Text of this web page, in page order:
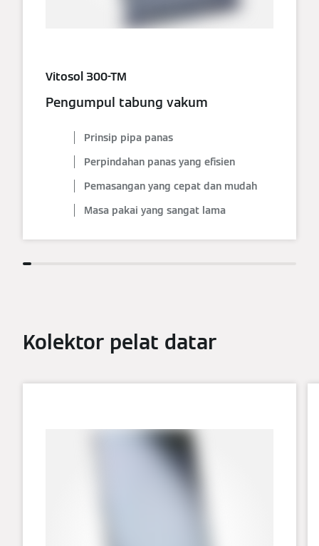
Vitosol 300-TM
Pengumpul tabung vakum
Prinsip pipa panas
Perpindahan panas yang efisien
Pemasangan yang cepat dan mudah
Masa pakai yang sangat lama
Kolektor pelat datar